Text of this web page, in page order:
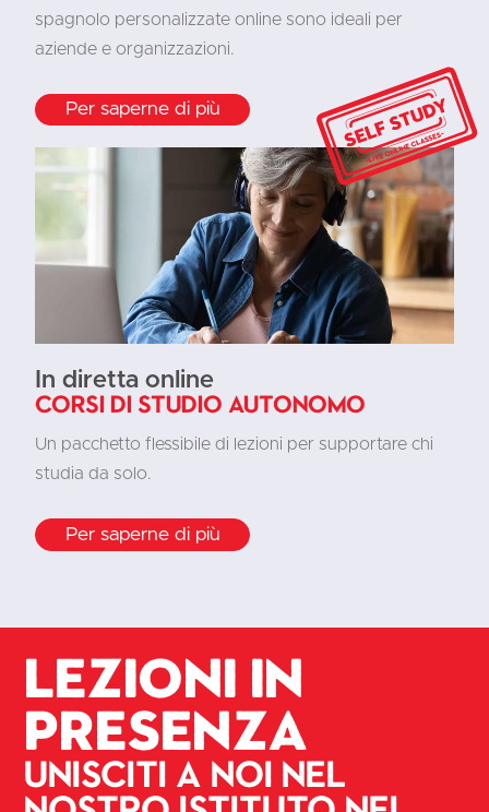
spagnolo personalizzate online sono ideali per
aziende e organizzazioni.
Per saperne di più
In diretta online
Corsi di studio autonomo
Un pacchetto flessibile di lezioni per supportare chi
studia da solo.
Per saperne di più
Lezioni in
presenza
Unisciti a noi nel